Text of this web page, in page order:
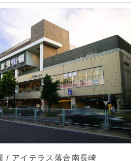
/ アイテラス落合南長崎